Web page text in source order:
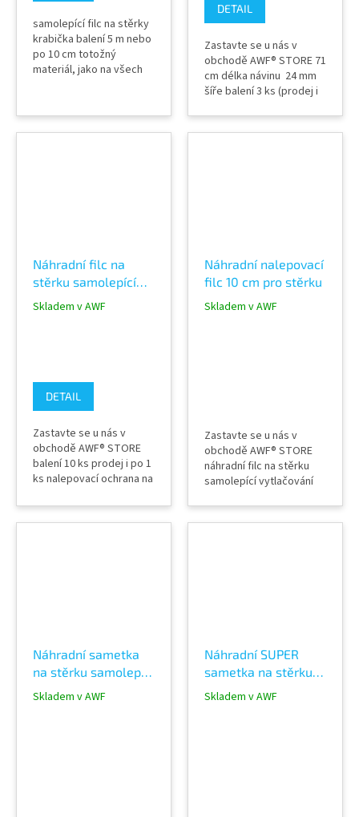
samolepící filc na stěrky
krabička balení 5 m nebo
po 10 cm totožný
materiál, jako na všech
DETAIL
Zastavte se u nás v
obchodě AWF® STORE 71
cm délka návinu 24 mm
šíře balení 3 ks (prodej i
nalepovací ochrana na
stěrku neškráne fólie
Náhradní filc na
stěrku samolepící
Banana Buffer
Skladem v AWF
DETAIL
Zastavte se u nás v
obchodě AWF® STORE
balení 10 ks prodej i po 1
ks nalepovací ochrana na
použití za mokra i sucha
profi produkt
Náhradní nalepovací
filc 10 cm pro stěrku
Skladem v AWF
Zastavte se u nás v
obchodě AWF® STORE
náhradní filc na stěrku
samolepící vytlačování
Náhradní sametka
na stěrku samolepící
filc awf/255R/4
Skladem v AWF
Náhradní SUPER
sametka na stěrku
samolepící filc
Skladem v AWF